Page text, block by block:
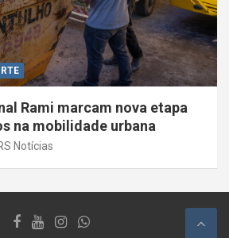
Rami marcam nova etapa
na mobilidade urbana
Notícias